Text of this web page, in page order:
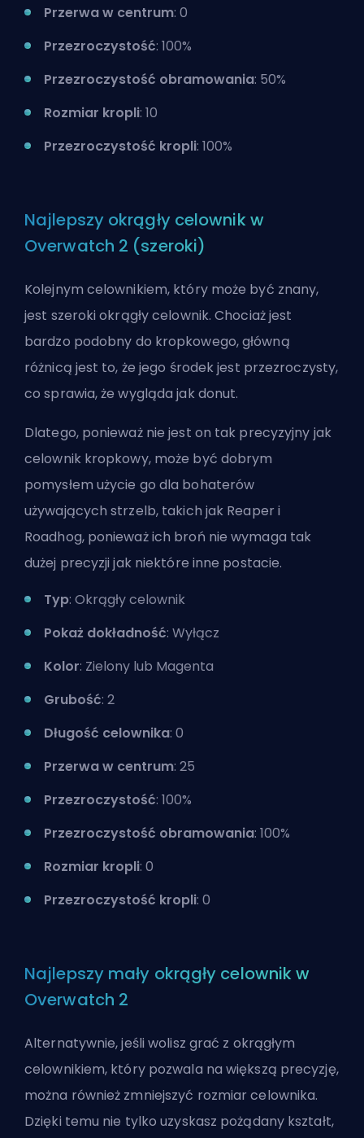
Przerwa w centrum: 0
Przezroczystość: 100%
Przezroczystość obramowania: 50%
Rozmiar kropli: 10
Przezroczystość kropli: 100%
Najlepszy okrągły celownik w
Overwatch 2 (szeroki)
Kolejnym celownikiem, który może być znany,
jest szeroki okrągły celownik. Chociaż jest
bardzo podobny do kropkowego, główną
różnicą jest to, że jego środek jest przezroczysty,
co sprawia, że wygląda jak donut.
Dlatego, ponieważ nie jest on tak precyzyjny jak
celownik kropkowy, może być dobrym
pomysłem użycie go dla bohaterów
używających strzelb, takich jak Reaper i
Roadhog, ponieważ ich broń nie wymaga tak
dużej precyzji jak niektóre inne postacie.
Typ: Okrągły celownik
Pokaż dokładność: Wyłącz
Kolor: Zielony lub Magenta
Grubość: 2
Długość celownika: 0
Przerwa w centrum: 25
Przezroczystość: 100%
Przezroczystość obramowania: 100%
Rozmiar kropli: 0
Przezroczystość kropli: 0
Najlepszy mały okrągły celownik w
Overwatch 2
Alternatywnie, jeśli wolisz grać z okrągłym
celownikiem, który pozwala na większą precyzję,
można również zmniejszyć rozmiar celownika.
Dzięki temu nie tylko uzyskasz pożądany kształt,